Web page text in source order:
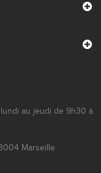
au jeudi de 9h30 à
Marseille